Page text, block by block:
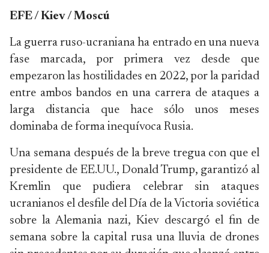
EFE / Kiev / Moscú
La guerra ruso-ucraniana ha entrado en una nueva
fase marcada, por primera vez desde que
empezaron las hostilidades en 2022, por la paridad
entre ambos bandos en una carrera de ataques a
larga distancia que hace sólo unos meses
dominaba de forma inequívoca Rusia.
Una semana después de la breve tregua con que el
presidente de EE.UU., Donald Trump, garantizó al
Kremlin que pudiera celebrar sin ataques
ucranianos el desfile del Día de la Victoria soviética
sobre la Alemania nazi, Kiev descargó el fin de
semana sobre la capital rusa una lluvia de drones